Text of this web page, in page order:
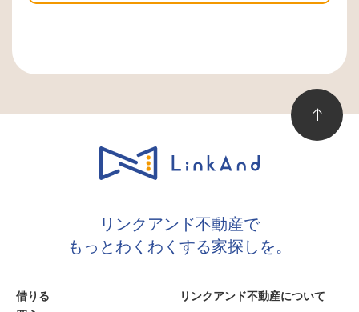
リンクアンド不動産で
もっとわくわくする家探しを。
借りる
リンクアンド不動産について